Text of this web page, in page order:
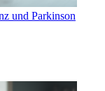
und Parkinson